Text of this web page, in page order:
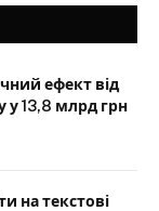
ефект від
у 13,8 млрд грн
на текстові